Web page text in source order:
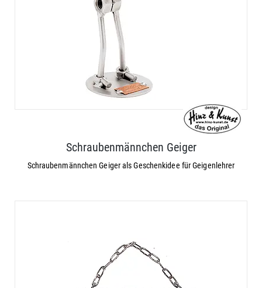
Schraubenmännchen Geiger
Schraubenmännchen Geiger als Geschenkidee für Geigenlehrer